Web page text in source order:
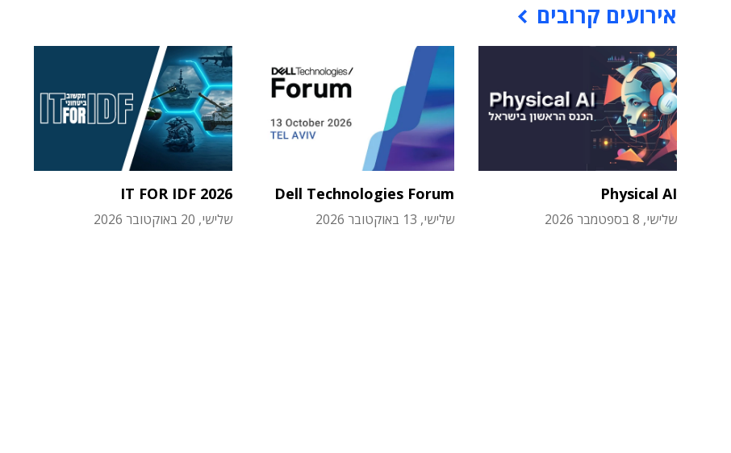
אירועים קרובים
Physical AI
שלישי, 8 בספטמבר 2026
Dell Technologies Forum
שלישי, 13 באוקטובר 2026
IT FOR IDF 2026
שלישי, 20 באוקטובר 2026